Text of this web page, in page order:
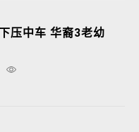
压中车 华裔3老幼